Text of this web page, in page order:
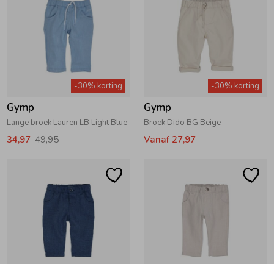
-30% korting
Gymp
Lange broek Lauren LB Light Blue
34,97 49,95
-30% korting
Gymp
Broek Dido BG Beige
Vanaf 27,97